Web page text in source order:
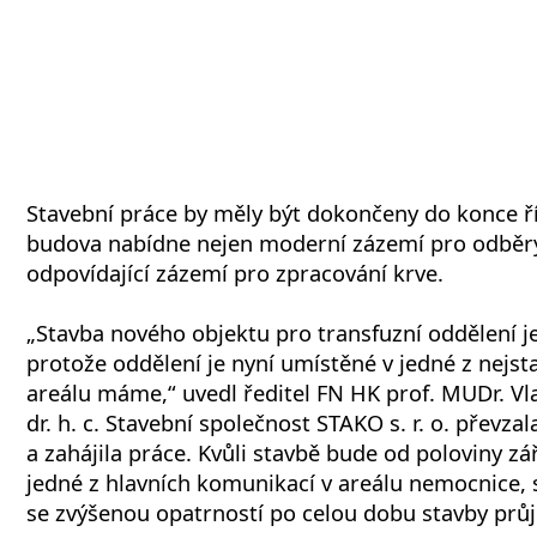
Stavební práce by měly být dokončeny do konce
budova nabídne nejen moderní zázemí pro
odpovídající zázemí pro zpracování krve.
„Stavba nového objektu pro transfuzní oddělení
protože oddělení je nyní umístěné v jedné z
areálu máme,“ uvedl ředitel FN HK prof. MUDr.
dr. h. c. Stavební společnost STAKO s. r. o.
a zahájila práce. Kvůli stavbě bude od poloviny
jedné z hlavních komunikací v areálu nemocnice,
se zvýšenou opatrností po celou dobu stavby